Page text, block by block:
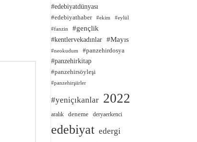
#edebiyatdünyası
#edebiyathaber #ekim #eylül
#fanzin
#gençlik
#kentlervekadınlar #Mayıs
#neokudum
#panzehirdosya
#panzehirkitap
#panzehirsöyleşi
#panzehirşiirler
#yeniçıkanlar 2022
aralık deneme deryaerkenci
edebiyat edergi